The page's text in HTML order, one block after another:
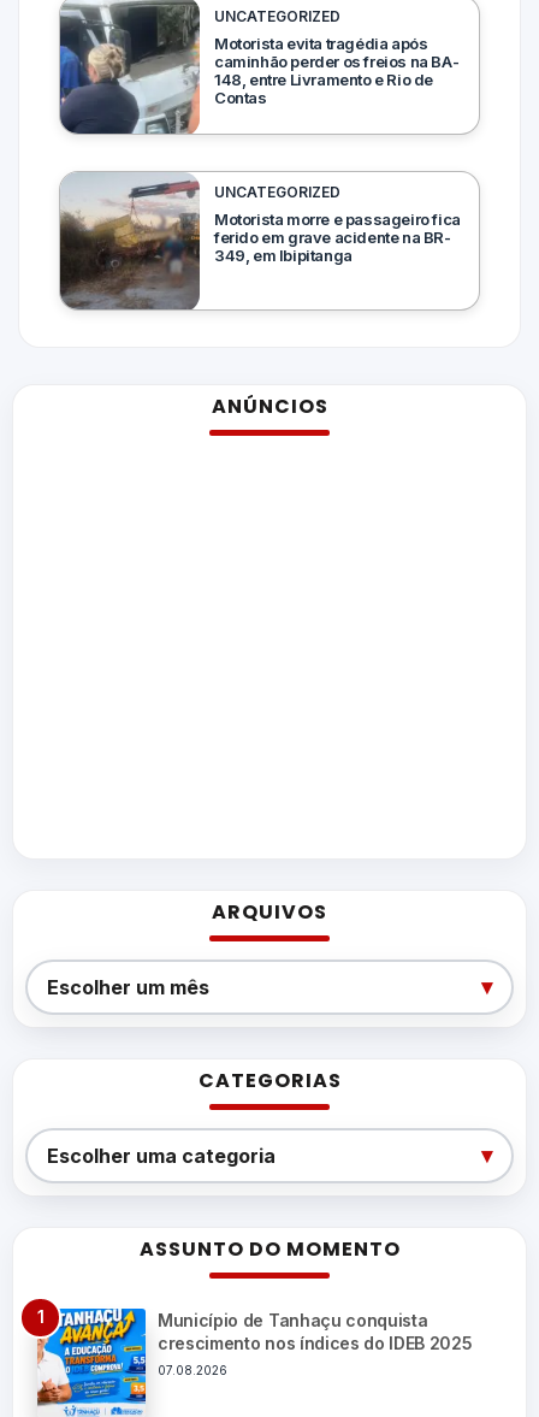
UNCATEGORIZED
Motorista evita tragédia após
caminhão perder os freios na BA-
148, entre Livramento e Rio de
Contas
UNCATEGORIZED
Motorista morre e passageiro fica
ferido em grave acidente na BR-
349, em Ibipitanga
ANÚNCIOS
ARQUIVOS
Arquivos
Escolher um mês ▾
CATEGORIAS
Categorias
Escolher uma categoria ▾
ASSUNTO DO MOMENTO
Município de Tanhaçu conquista
crescimento nos índices do IDEB 2025
07.08.2026